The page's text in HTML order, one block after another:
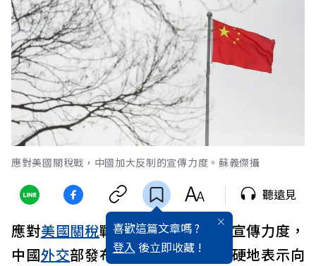
應對美國關稅戰，中國加大反制的宣傳力度。蘇義傑攝
喜歡這篇文章嗎 ?
登入 後立即收藏 !
聽遠見
應對美國關稅戰，中國加大反制的宣傳力度，
中國外交部發布影片「不跪」，強硬地表示向